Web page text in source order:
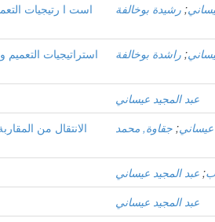
است ا رتيجيات
; رشيدة بوخالفة
استراتيجيات
; راشدة بوخالفة
عبد المجيد عيساني
الانتقال من
عيساني; جقاوة, محمد
; عبد المجيد عيساني
عبد المجيد عيساني